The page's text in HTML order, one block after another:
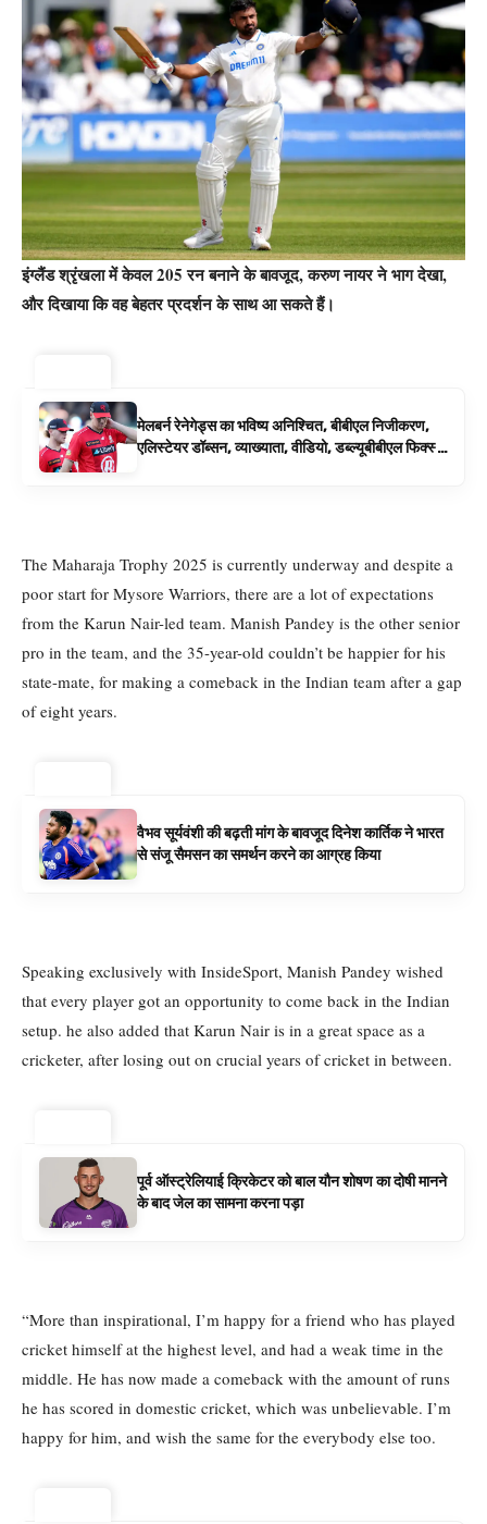
इंग्लैंड श्रृंखला में केवल 205 रन बनाने के बावजूद, करुण नायर ने भाग देखा,
और दिखाया कि वह बेहतर प्रदर्शन के साथ आ सकते हैं।
मेलबर्न रेनेगेड्स का भविष्य अनिश्चित, बीबीएल निजीकरण,
एलिस्टेयर डॉब्सन, व्याख्याता, वीडियो, डब्ल्यूबीबीएल फिक्स्चर
The Maharaja Trophy 2025 is currently underway and despite a
poor start for Mysore Warriors, there are a lot of expectations
from the Karun Nair-led team. Manish Pandey is the other senior
pro in the team, and the 35-year-old couldn’t be happier for his
state-mate, for making a comeback in the Indian team after a gap
of eight years.
वैभव सूर्यवंशी की बढ़ती मांग के बावजूद दिनेश कार्तिक ने भारत
से संजू सैमसन का समर्थन करने का आग्रह किया
Speaking exclusively with InsideSport, Manish Pandey wished
that every player got an opportunity to come back in the Indian
setup. he also added that Karun Nair is in a great space as a
cricketer, after losing out on crucial years of cricket in between.
पूर्व ऑस्ट्रेलियाई क्रिकेटर को बाल यौन शोषण का दोषी मानने
के बाद जेल का सामना करना पड़ा
“More than inspirational, I’m happy for a friend who has played
cricket himself at the highest level, and had a weak time in the
middle. He has now made a comeback with the amount of runs
he has scored in domestic cricket, which was unbelievable. I’m
happy for him, and wish the same for the everybody else too.